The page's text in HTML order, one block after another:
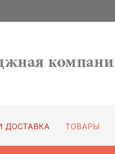
ДОСТАВКА ТОВАРЫ